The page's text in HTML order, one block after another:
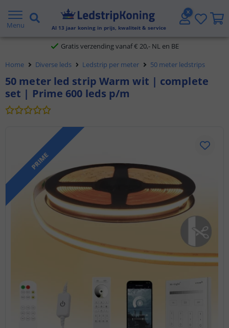
Menu Al 13 jaar koning in prijs, kwaliteit & service
5 jaar garantie
Gratis verzending vanaf € 20,- NL en BE
Klantbeoordeling 9.1
Voor 23:45 uur besteld,
Home Diverse leds Ledstrip per meter 50 meter ledstrips
50 meter led strip Warm wit | complete
set | Prime 600 leds p/m
PRIME